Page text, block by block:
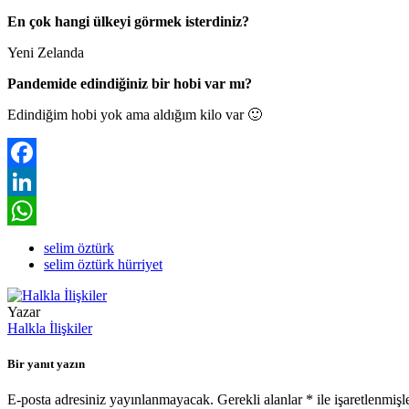
En çok hangi ülkeyi görmek isterdiniz?
Yeni Zelanda
Pandemide edindiğiniz bir hobi var mı?
Edindiğim hobi yok ama aldığım kilo var 🙂
Facebook
LinkedIn
WhatsApp
selim öztürk
selim öztürk hürriyet
Yazar
Halkla İlişkiler
Bir yanıt yazın
E-posta adresiniz yayınlanmayacak. Gerekli alanlar * ile